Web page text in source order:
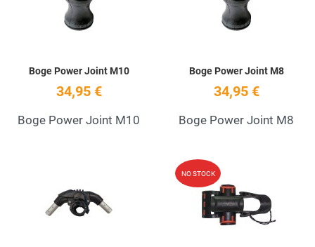
Boge Power Joint M10
34,95 €
Boge Power Joint M10
Boge Power Joint M8
34,95 €
Boge Power Joint M8
Add to Wishlist
Quick View
NO STOCK